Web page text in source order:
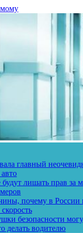
главный
лишать прав за
почему в России
безопасности
делать водителю